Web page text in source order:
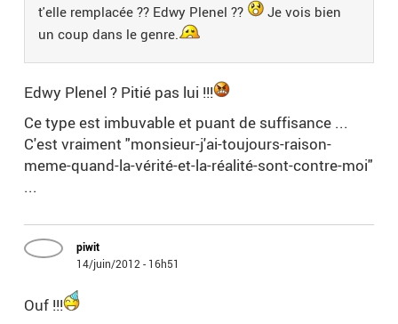
t'elle remplacée ?? Edwy Plenel ??
Je vois bien
un coup dans le genre.
Edwy Plenel ? Pitié pas lui !!!
Ce type est imbuvable et puant de suffisance ...
C'est vraiment "monsieur-j'ai-toujours-raison-
meme-quand-la-vérité-et-la-réalité-sont-contre-moi"
...
piwit
14/juin/2012 - 16h51
Ouf !!!